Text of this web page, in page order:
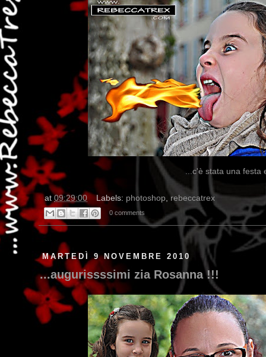
...c'è stata una
at09:29:00 Labels: photoshop, rebeccatrex
0 comments
MARTEDÌ 9 NOVEMBRE 2010
...augurissssimi zia Rosanna !!!